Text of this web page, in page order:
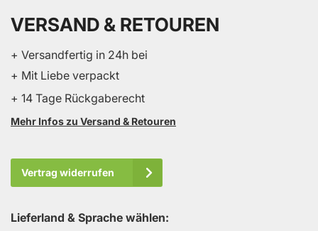
VERSAND & RETOUREN
+ Versandfertig in 24h bei
+ Mit Liebe verpackt
+ 14 Tage Rückgaberecht
Mehr Infos zu Versand & Retouren
Vertrag widerrufen
Lieferland & Sprache wählen: